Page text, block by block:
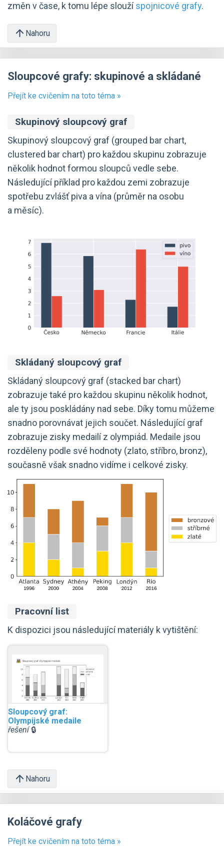
změn v čase, k tomu lépe sloužíspojnicové grafy.
Nahoru
Sloupcové grafy: skupinové a skládané
Přejít ke cvičením na toto téma »
Skupinový sloupcový graf
Skupinový sloupcový graf (grouped bar chart,
clustered bar chart) pro každou skupinu zobrazuje
několik hodnot formou sloupců vedle sebe.
Následující příklad pro každou zemi zobrazuje
spotřebu zvlášť piva a vína (průměr na osobu
a měsíc).
Skládaný sloupcový graf
Skládaný sloupcový graf (stacked bar chart)
zobrazuje také pro každou skupinu několik hodnot,
ale ty jsou poskládány nad sebe. Díky tomu můžeme
snadno porovnávat jejich součet. Následující graf
zobrazuje zisky medailí z olympiád. Medaile jsou
rozděleny podle své hodnoty (zlato, stříbro, bronz),
současně však snadno vidíme i celkové zisky.
Pracovní list
K dispozici jsou následující materiály k vytištění:
Sloupcový graf:
Olympijské medaile
řešení🔒
Nahoru
Koláčové grafy
Přejít ke cvičením na toto téma »